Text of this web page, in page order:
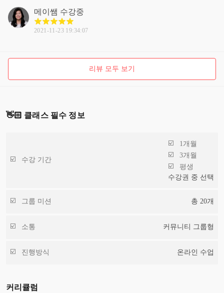
메이쌤 수강중
2021-11-23 19:34:07
리뷰 모두 보기
👋🏻 클래스 필수 정보
수강 기간
1개월
3개월
평생
수강권 중 선택
그룹 미션 총 20개
소통 커뮤니티 그룹형
진행방식 온라인 수업
커리큘럼